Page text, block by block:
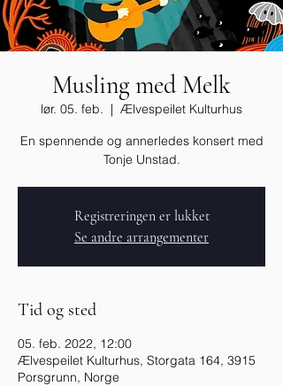
Musling med Melk
lør. 05. feb.
  |
Ælvespeilet Kulturhus
En spennende og annerledes konsert med
Tonje Unstad.
Registreringen er lukket
Se andre arrangementer
Tid og sted
05. feb. 2022, 12:00
Ælvespeilet Kulturhus, Storgata 164, 3915
Porsgrunn, Norge